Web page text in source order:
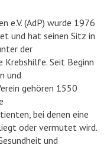
e.V. (AdP) wurde 1976
und hat seinen Sitz in
der
Seit Beginn
und
gehören 1550
bei denen eine
oder vermutet wird.
und